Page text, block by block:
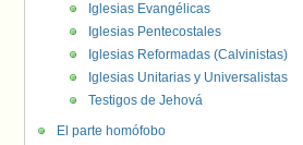
Iglesias Evangélicas
Iglesias Pentecostales
Iglesias Reformadas (Calvinistas)
Iglesias Unitarias y Universalistas
Testigos de Jehová
El parte homófobo